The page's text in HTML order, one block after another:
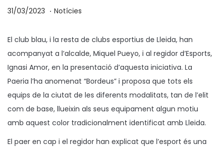
p
s
a
t
e
n
31/03/2023 3
/
0
3
/
2
0
2
. P
b
i
c
a
a
Notícies
El club blau, i la resta de clubs esportius de Lleida, han
acompanyat a l’alcalde, Miquel Pueyo, i al regidor d’Esports,
Ignasi Amor, en la presentació d’aquesta iniciativa. La
Paeria l’ha anomenat “Bordeus” i proposa que tots els
equips de la ciutat de les diferents modalitats, tan de l’elit
com de base, llueixin als seus equipament algun motiu
amb aquest color tradicionalment identificat amb Lleida.
El paer en cap i el regidor han explicat que l’esport és una